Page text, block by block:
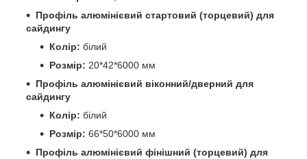
Профіль алюмінієвий стартовий (торцевий) для
сайдингу
Колір: білий
Розмір: 20*42*6000 мм
Профіль алюмінієвий віконний/дверний для
сайдингу
Колір: білий
Розмір: 66*50*6000 мм
Профіль алюмінієвий фінішний (торцевий) для